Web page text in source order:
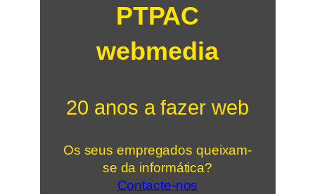
PTPAC
webmedia
20 anos a fazer web
Os seus empregados queixam-
se da informática?
Contacte-nos